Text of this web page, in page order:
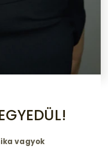
vagyok